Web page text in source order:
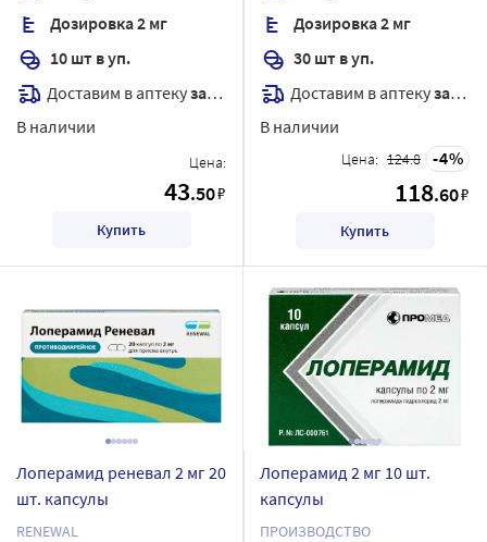
Дозировка 2 мг
10 шт в уп.
Доставим в аптекузавтра
В наличии
Цена:
43.50₽
Купить
Дозировка 2 мг
30 шт в уп.
Доставим в аптекузавтра
В наличии
Цена: 124.8 4
118.60₽
Купить
Лоперамид реневал 2 мг 20
шт. капсулы
RENEWAL
Лоперамид 2 мг 10 шт.
капсулы
ПРОИЗВОДСТВО